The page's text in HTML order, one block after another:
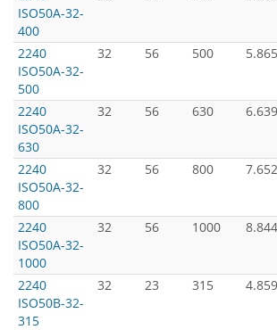
ISO50A-32-
400
2240
ISO50A-32-
500
32 56 500 5.865
2240
ISO50A-32-
630
32 56 630 6.639
2240
ISO50A-32-
800
32 56 800 7.652
2240
ISO50A-32-
1000
32 56 1000 8.844
2240
ISO50B-32-
315
32 23 315 4.859